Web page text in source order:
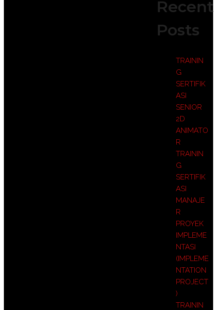
Recent
Posts
TRAININ
G
SERTIFIK
ASI
SENIOR
2D
ANIMATO
R
TRAININ
G
SERTIFIK
ASI
MANAJE
R
PROYEK
IMPLEME
NTASI
(IMPLEME
NTATION
PROJECT
)
TRAININ